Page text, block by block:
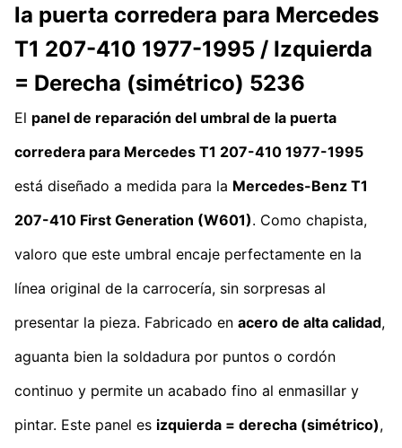
la puerta corredera para Mercedes
T1 207-410 1977-1995 / Izquierda
= Derecha (simétrico) 5236
El panel de reparación del umbral de la puerta
corredera para Mercedes T1 207-410 1977-1995
está diseñado a medida para la Mercedes-Benz T1
207-410 First Generation (W601). Como chapista,
valoro que este umbral encaje perfectamente en la
línea original de la carrocería, sin sorpresas al
presentar la pieza. Fabricado en acero de alta calidad,
aguanta bien la soldadura por puntos o cordón
continuo y permite un acabado fino al enmasillar y
pintar. Este panel es izquierda = derecha (simétrico),